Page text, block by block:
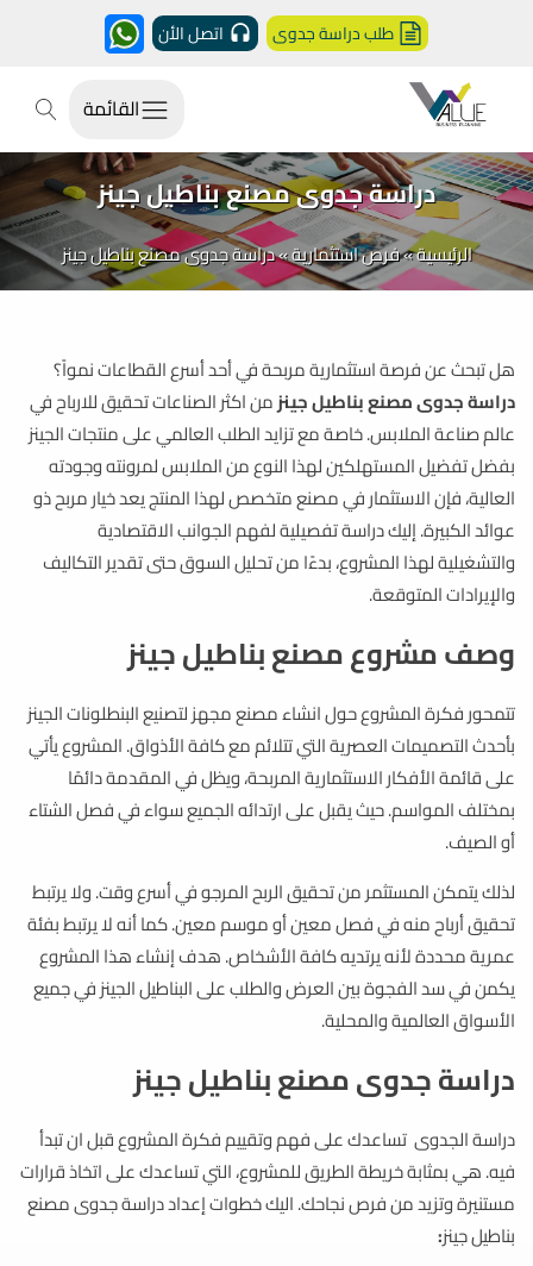
طلب دراسة جدوى اتصل الأن
القائمة
دراسة جدوى مصنع بناطيل جينز
الرئيسية»فرص استثمارية»دراسة جدوى مصنع بناطيل جينز
هل تبحث عن فرصة استثمارية مربحة في أحد أسرع القطاعات نمواً؟
دراسة جدوى مصنع بناطيل جينزمن اكثر الصناعات تحقيق للارباح في
عالم صناعة الملابس. خاصة مع تزايد الطلب العالمي على منتجات الجينز
بفضل تفضيل المستهلكين لهذا النوع من الملابس لمرونته وجودته
العالية، فإن الاستثمار في مصنع متخصص لهذا المنتج يعد خيار مربح ذو
عوائد الكبيرة. إليك دراسة تفصيلية لفهم الجوانب الاقتصادية
والتشغيلية لهذا المشروع، بدءًا من تحليل السوق حتى تقدير التكاليف
والإيرادات المتوقعة.
وصف مشروع مصنع بناطيل جينز
تتمحور فكرة المشروع حول انشاء مصنع مجهز لتصنيع البنطلونات الجينز
بأحدث التصميمات العصرية التي تتلائم مع كافة الأذواق. المشروع يأتي
على قائمة الأفكار الاستثمارية المربحة، ويظل في المقدمة دائمًا
بمختلف المواسم. حيث يقبل على ارتدائه الجميع سواء في فصل الشتاء
أو الصيف.
لذلك يتمكن المستثمر من تحقيق الربح المرجو في أسرع وقت. ولا يرتبط
تحقيق أرباح منه في فصل معين أو موسم معين. كما أنه لا يرتبط بفئة
عمرية محددة لأنه يرتديه كافة الأشخاص. هدف إنشاء هذا المشروع
يكمن في سد الفجوة بين العرض والطلب على البناطيل الجينز في جميع
الأسواق العالمية والمحلية.
دراسة جدوى مصنع بناطيل جينز
دراسة الجدوى تساعدك على فهم وتقييم فكرة المشروع قبل ان تبدأ
فيه. هي بمثابة خريطة الطريق للمشروع، التي تساعدك على اتخاذ قرارات
مستنيرة وتزيد من فرص نجاحك. اليك خطوات إعداد دراسة جدوى مصنع
بناطيل جينز: